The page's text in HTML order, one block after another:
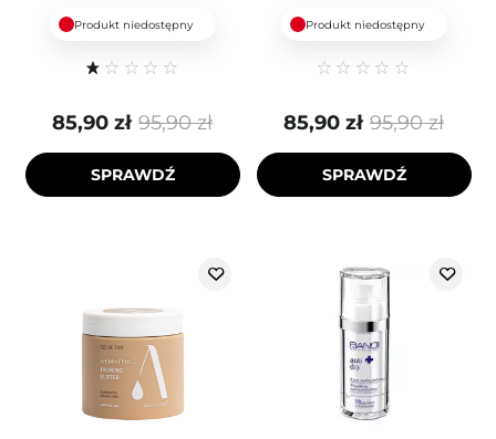
Produkt niedostępny
95,90 zł
85,90 zł
SPRAWDŹ
Produkt niedostępny
95,90 zł
85,90 zł
SPRAWDŹ